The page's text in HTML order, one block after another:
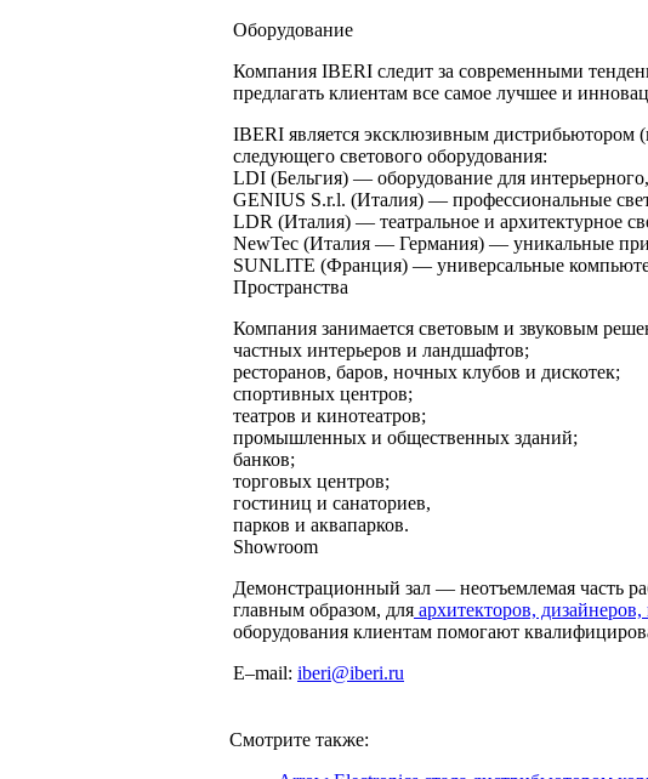
Оборудование
Компания IBERI следит за современными
предлагать клиентам все самое лучшее и
IBERI является эксклюзивным дистрибьютором
следующего светового оборудования:
LDI (Бельгия) — оборудование для
GENIUS S.r.l. (Италия) — профессиональные
LDR (Италия) — театральное и архитектурное
NewTec (Италия — Германия) — уникальные
SUNLITE (Франция) — универсальные
Пространства
Компания занимается световым и звуковым
частных интерьеров и ландшафтов;
ресторанов, баров, ночных клубов и дискотек;
спортивных центров;
театров и кинотеатров;
промышленных и общественных зданий;
банков;
торговых центров;
гостиниц и санаториев,
парков и аквапарков.
Showroom
Демонстрационный зал — неотъемлемая часть
главным образом, для архитекторов,
оборудования клиентам помогают
E–mail: iberi@iberi.ru
Смотрите также: